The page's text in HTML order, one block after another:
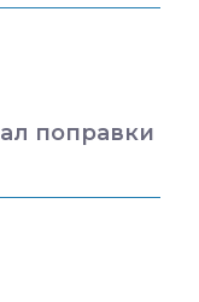
поправки